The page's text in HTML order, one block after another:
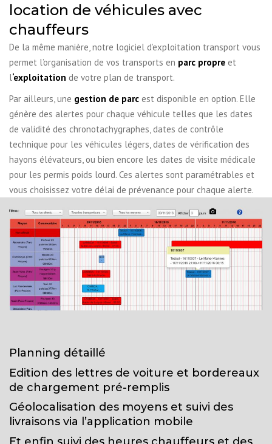
location de véhicules avec
chauffeurs
De la même manière, notre logiciel d’exploitation transport vous
permet l’organisation de vos transports en parc propre et
l‘exploitation de votre plan de transport.
Par ailleurs, une gestion de parc est disponible en option. Elle
génère des alertes pour chaque véhicule telles que les dates
de validité des chronotachygraphes, dates de contrôle
technique pour les véhicules légers, dates de vérification des
hayons élévateurs, ou bien encore les dates de visite médicale
pour les permis poids lourd. Ces alertes sont paramétrables et
vous choisissez votre délai de prévenance pour chaque alerte.
Planning détaillé
Edition des lettres de voiture et bordereaux
de chargement pré-remplis
Géolocalisation des moyens et suivi des
livraisons via l’application mobile